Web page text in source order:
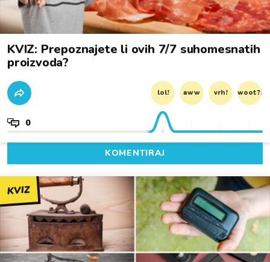
KVIZ: Prepoznajete li ovih 7/7 suhomesnatih
proizvoda?
lol! aww vrh! woot?!
0
KOMENTIRAJ
KVIZ